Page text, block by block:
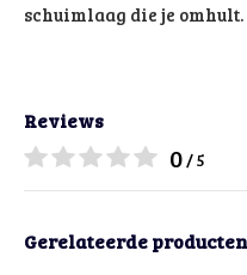
schuimlaag die je omhult.
Reviews
0 / 5
Gerelateerde producten